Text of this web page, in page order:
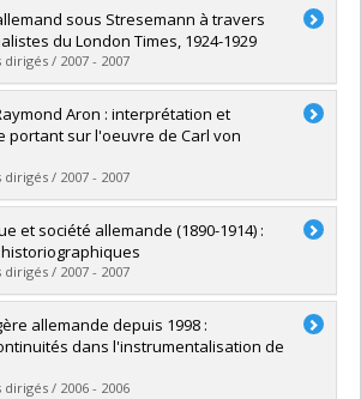
Lefebvre, Bryan
M.A.
dans Papyrus
sous Stresemann à travers
du London Times, 1924-1929
/ 2007 - 2007
Simon
dans Papyrus
Aron : interprétation et
portant sur l'oeuvre de Carl von
/ 2007 - 2007
Joël
M.A.
dans Papyrus
et société allemande (1890-1914) :
/ 2007 - 2007
Lacoursière, François
dans Papyrus
allemande depuis 1998 :
dans l'instrumentalisation de
/ 2006 - 2006